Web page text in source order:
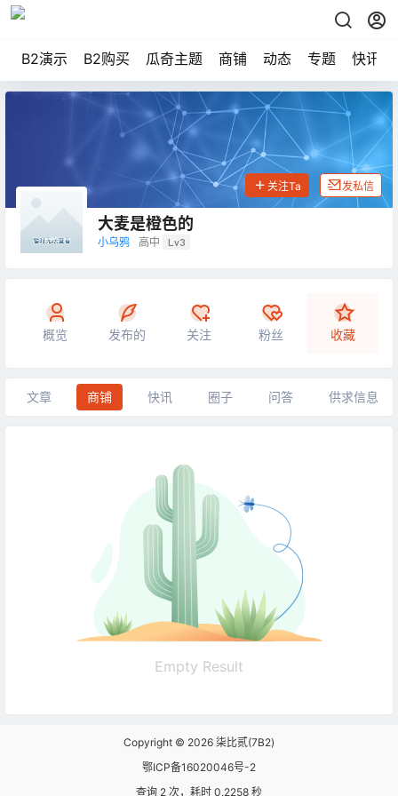
B2演示 B2购买 瓜奇主题 商铺 动态 专题 快讯
大麦是橙色的
小乌鸦 高中 Lv3
关注Ta 发私信
概览 发布的 关注 粉丝 收藏
文章 商铺 快讯 圈子 问答 供求信息
Empty Result
Copyright © 2026 柒比贰(7B2)
鄂ICP备16020046号-2
查询 2 次，耗时 0.2258 秒